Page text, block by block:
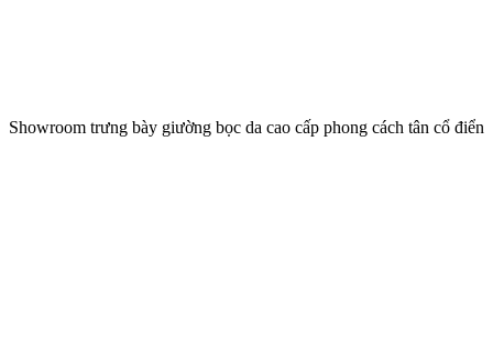
Showroom trưng bày giường bọc da cao cấp phong cách tân cổ điển